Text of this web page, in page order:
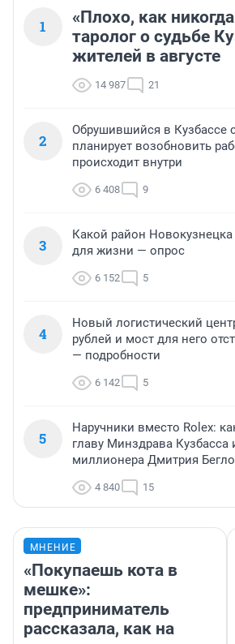
1
«Плохо, как
таролог о судьбе
жителей в августе
14 987 21
2
Обрушившийся в Кузбассе
планирует возобновить
происходит внутри
6 408 9
3
Какой район
для жизни — опрос
6 152 5
4
Новый логистический
рублей и мост для него
— подробности
6 142 5
5
Наручники вместо Rolex:
главу Минздрава
миллионера Дмитрия
4 840 15
МНЕНИЕ
«Покупаешь кота в
мешке»:
предприниматель
рассказала, как на